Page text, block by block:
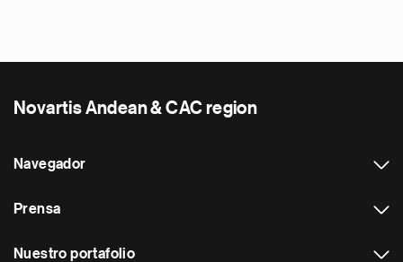
Novartis Andean & CAC region
Navegador
Prensa
Nuestro portafolio